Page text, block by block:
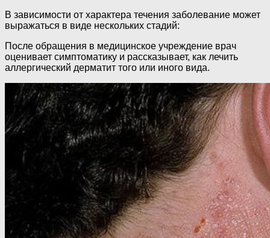
В зависимости от характера течения заболевание может
выражаться в виде нескольких стадий:
После обращения в медицинское учреждение врач
оценивает симптоматику и рассказывает, как лечить
аллергический дерматит того или иного вида.